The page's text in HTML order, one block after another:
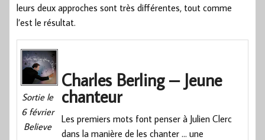
leurs deux approches sont très différentes, tout comme
l’est le résultat.
Sortie le
6 février
Believe
Charles Berling – Jeune
chanteur
Les premiers mots font penser à Julien Clerc
dans la manière de les chanter … une